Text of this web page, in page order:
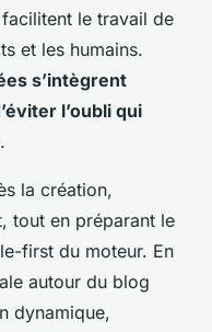
le travail de
et les humains.
s’intègrent
l’oubli qui
.
la création,
tout en préparant le
first du moteur. En
autour du blog
dynamique,